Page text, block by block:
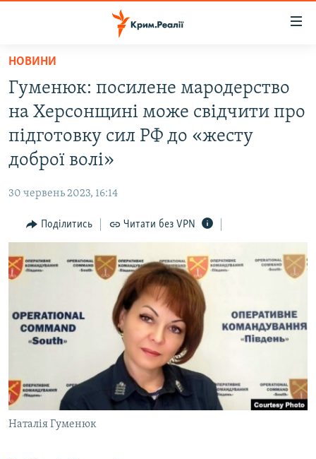
Перейти
основного
матеріалу
Перейти
до
основної
Перейти
пошуку
ВОДА.КРИМ
ВІДЕО ТА ФОТО
ПОЛІТИКА
ПОГЛЯД
ІНТЕРВ'Ю
ВСЕ ЗА ДЕНЬ
СПЕЦПРОЕКТИ
ВІДЕОУРОКИ «ELIFBE»
УКРАЇНСЬКА ПРОБЛЕМА КРИМУ
ІНФОГРАФІКА
ЯК ОБІЙТИ БЛОКУВАННЯ
Русский
ДОЛУЧАЙСЯ!
НОВИНИ
Гуменюк: посилене мародерство
на Херсонщині може свідчити про
підготовку сил РФ до «жесту
доброї волі»
30 червень 2023, 16:14
Поділитись Читати без VPN
Наталія Гуменюк